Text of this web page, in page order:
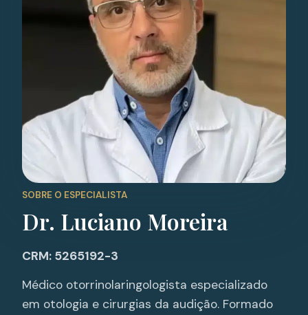
SOBRE O ESPECIALISTA
Dr. Luciano Moreira
CRM: 5265192-3
Médico otorrinolaringologista especializado
em otologia e cirurgias da audição. Formado